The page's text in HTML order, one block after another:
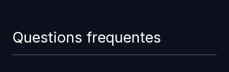
Questions frequentes